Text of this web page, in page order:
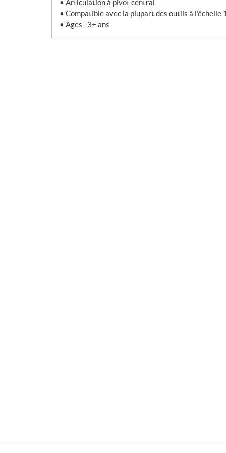
• Articulation à pivot central
• Compatible avec la plupart des outils à l’échelle
• Âges : 3+ ans